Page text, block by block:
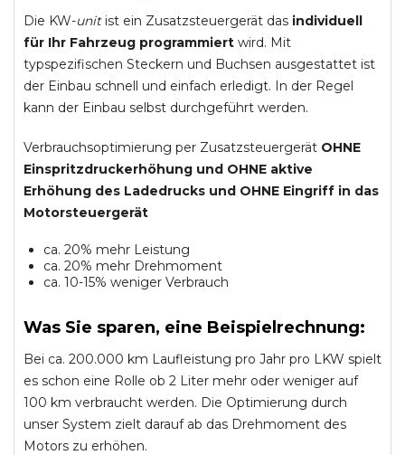
Die KW-unitist ein Zusatzsteuergerät das individuell
für Ihr Fahrzeug programmiert wird. Mit
typspezifischen Steckern und Buchsen ausgestattet ist
der Einbau schnell und einfach erledigt. In der Regel
kann der Einbau selbst durchgeführt werden.
Verbrauchsoptimierung per Zusatzsteuergerät OHNE
Einspritzdruckerhöhung und OHNE aktive
Erhöhung des Ladedrucks und OHNE Eingriff in das
Motorsteuergerät
ca. 20% mehr Leistung
ca. 20% mehr Drehmoment
ca. 10-15% weniger Verbrauch
Was Sie sparen, eine Beispielrechnung:
Bei ca. 200.000 km Laufleistung pro Jahr pro LKW spielt
es schon eine Rolle ob 2 Liter mehr oder weniger auf
100 km verbraucht werden. Die Optimierung durch
unser System zielt darauf ab das Drehmoment des
Motors zu erhöhen.